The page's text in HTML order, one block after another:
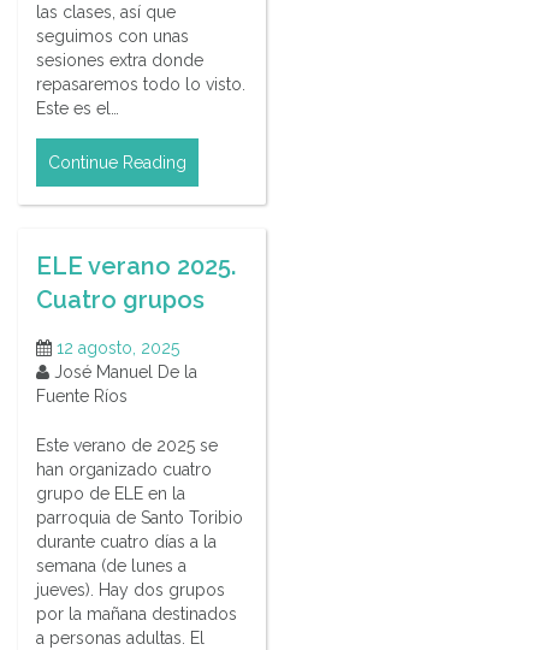
las clases, así que
seguimos con unas
sesiones extra donde
repasaremos todo lo visto.
Este es el…
Continue Reading
ELE verano 2025.
Cuatro grupos
12 agosto, 2025
José Manuel De la
Fuente Ríos
Este verano de 2025 se
han organizado cuatro
grupo de ELE en la
parroquia de Santo Toribio
durante cuatro días a la
semana (de lunes a
jueves). Hay dos grupos
por la mañana destinados
a personas adultas. El